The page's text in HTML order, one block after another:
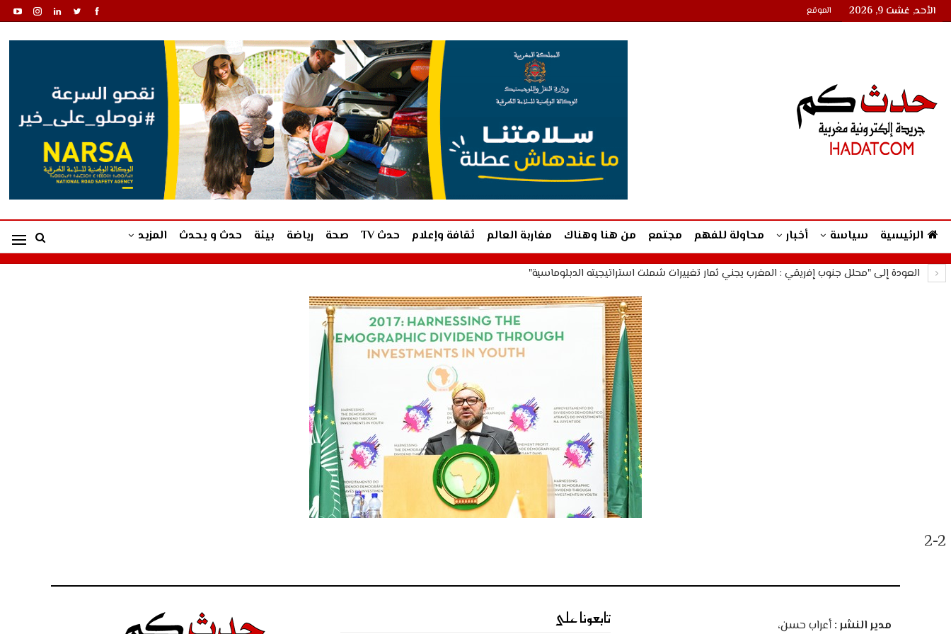
الأحد, غشت 9, 2026 الموقع
الرئيسية سياسة أخبار محاولة للفهم مجتمع من هنا وهناك مغاربة العالم ثقافة وإعلام حدث TV صحة رياضة بيئة حدث و يحدث المزيد
العودة إلى "محلل جنوب إفريقي : المغرب يجني ثمار تغييرات شملت استراتيجيته الدبلوماسية"
2-2
مدير النشر :أعراب حسن، تابعونا على